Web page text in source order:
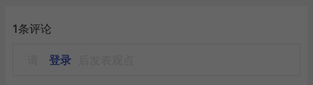
1条评论
登录